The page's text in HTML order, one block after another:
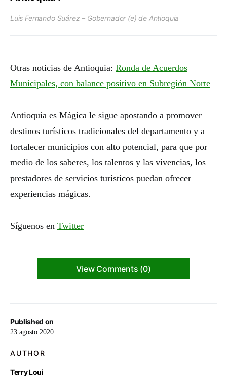
Published on
23 agosto 2020
AUTHOR
Terry Loui
Luis Fernando Suárez – Gobernador (e) de Antioquia
Otras noticias de Antioquia: Ronda de Acuerdos
Municipales, con balance positivo en Subregión Norte
Antioquia es Mágica le sigue apostando a promover
destinos turísticos tradicionales del departamento y a
fortalecer municipios con alto potencial, para que por
medio de los saberes, los talentos y las vivencias, los
prestadores de servicios turísticos puedan ofrecer
experiencias mágicas.
Síguenos en Twitter
View Comments (0)